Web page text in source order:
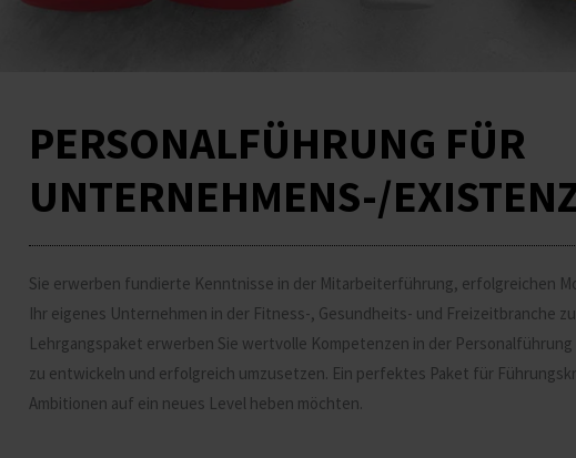
PERSONALFÜHRUNG FÜR
UNTERNEHMENS-/
Sie erwerben fundierte Kenntnisse in der Mitarbeiterführung, erfolgreichen
Ihr eigenes Unternehmen in der Fitness-, Gesundheits- und Freizeitbranche
Lehrgangspaket erwerben Sie wertvolle Kompetenzen in der
zu entwickeln und erfolgreich umzusetzen. Ein perfektes Paket für
Ambitionen auf ein neues Level heben möchten.